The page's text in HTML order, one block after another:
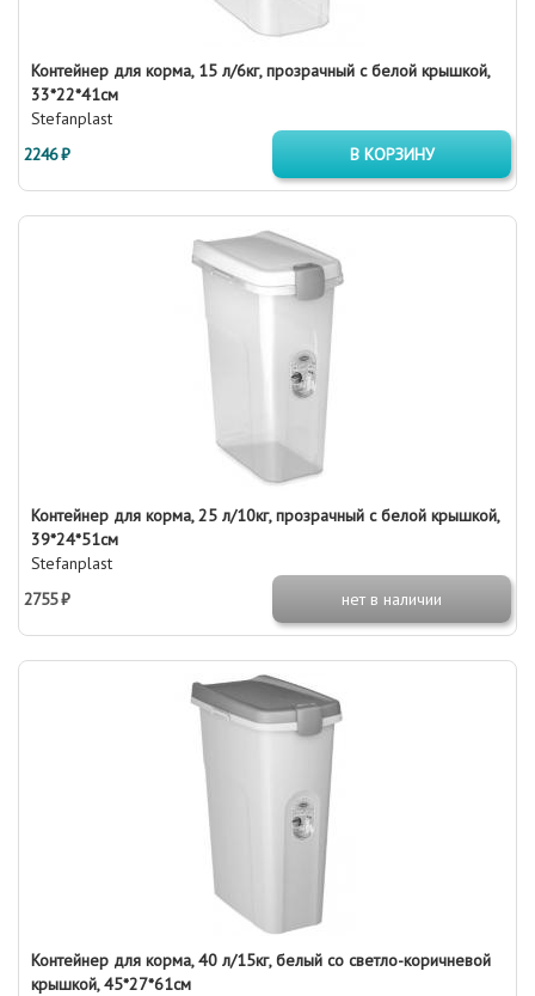
Контейнер для корма, 15 л/6кг, прозрачный с белой крышкой,
33*22*41см
Stefanplast
2246 ₽
В КОРЗИНУ
Контейнер для корма, 25 л/10кг, прозрачный с белой крышкой,
39*24*51см
Stefanplast
2755 ₽
нет в наличии
Контейнер для корма, 40 л/15кг, белый со светло-коричневой
крышкой, 45*27*61см